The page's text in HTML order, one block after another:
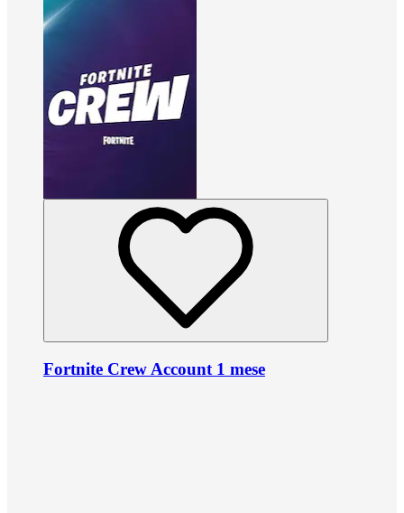
Fortnite Crew Account 1 mese